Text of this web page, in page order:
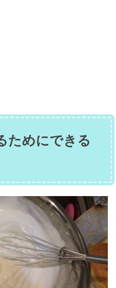
ためにできる